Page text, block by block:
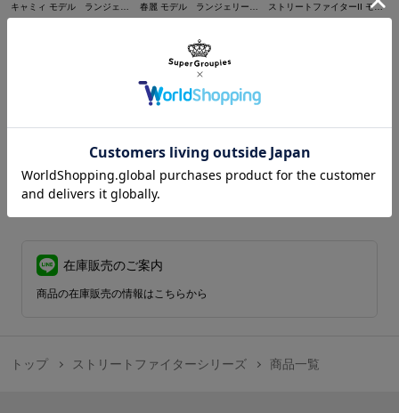
ストリートファイターII モデル スニーカー シューズ
この作品のトップへ
在庫販売のご案内
商品の在庫販売の情報はこちらから
トップ ストリートファイターシリーズ 商品一覧